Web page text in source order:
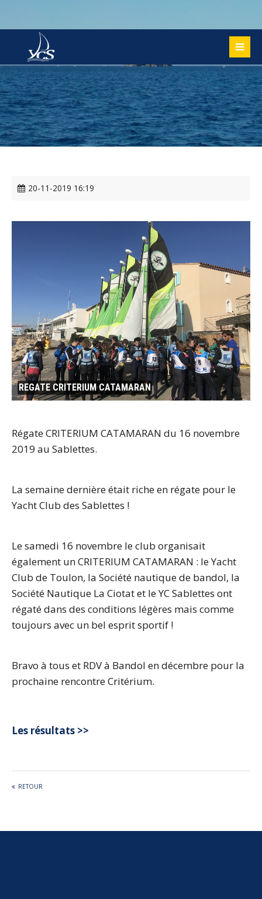
20-11-2019 16:19
REGATE CRITERIUM CATAMARAN
Régate CRITERIUM CATAMARAN du 16 novembre
2019 au Sablettes.
La semaine dernière était riche en régate pour le
Yacht Club des Sablettes !
Le samedi 16 novembre le club organisait
également un CRITERIUM CATAMARAN : le Yacht
Club de Toulon, la Société nautique de bandol, la
Société Nautique La Ciotat et le YC Sablettes ont
régaté dans des conditions légères mais comme
toujours avec un bel esprit sportif !
Bravo à tous et RDV à Bandol en décembre pour la
prochaine rencontre Critérium.
Les résultats >>
RETOUR